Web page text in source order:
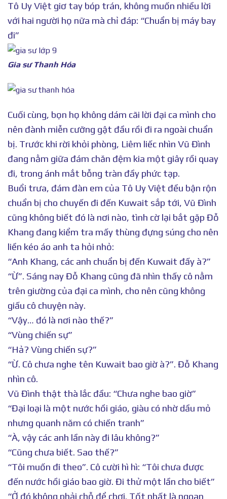
Tô Uy Việt giơ tay bóp trán, không muốn nhiều lời
với hai người họ nữa mà chỉ đáp: “Chuẩn bị máy bay
đi”
Gia sư Thanh Hóa
Cuối cùng, bọn họ không dám cãi lời đại ca mình cho
nên đành miễn cưỡng gật đầu rồi đi ra ngoài chuẩn
bị. Trước khi rời khỏi phòng, Liêm liếc nhìn Vũ Đình
đang nằm giữa đám chăn đệm kia một giây rồi quay
đi, trong ánh mắt bỗng tràn đầy phức tạp.
Buổi trưa, đám đàn em của Tô Uy Việt đều bận rộn
chuẩn bị cho chuyến đi đến Kuwait sắp tới, Vũ Đình
cũng không biết đó là nơi nào, tình cờ lại bắt gặp Đỗ
Khang đang kiểm tra mấy thùng đựng súng cho nên
liền kéo áo anh ta hỏi nhỏ:
“Anh Khang, các anh chuẩn bị đến Kuwait đấy à?”
“Ừ”. Sáng nay Đỗ Khang cũng đã nhìn thấy cô nằm
trên giường của đại ca mình, cho nên cũng không
giấu cô chuyện này.
“Vậy… đó là nơi nào thế?”
“Vùng chiến sự”
“Hả? Vùng chiến sự?”
“Ừ. Cô chưa nghe tên Kuwait bao giờ à?”. Đỗ Khang
nhìn cô.
Vũ Đình thật thà lắc đầu: “Chưa nghe bao giờ”
“Đại loại là một nước hồi giáo, giàu có nhờ dầu mỏ
nhưng quanh năm có chiến tranh”
“À, vậy các anh lần này đi lâu không?”
“Cũng chưa biết. Sao thế?”
“Tôi muốn đi theo”. Cô cười hì hì: “Tôi chưa được
đến nước hồi giáo bao giờ. Đi thử một lần cho biết”
“Ở đó không phải chỗ để chơi. Tốt nhất là ngoan